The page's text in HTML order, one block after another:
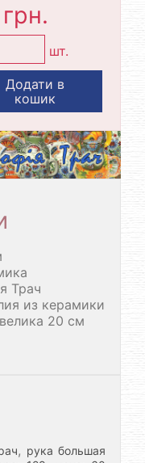
шт.
Додати в
кошик
Трач
из керамики
20 см
, рука большая